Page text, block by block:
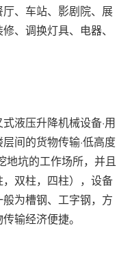
、车站、影剧院、展
、调换灯具、电器、
液压升降机械设备·用
间的货物传输·低高度
地坑的工作场所，并且
双柱，四柱），设备
为槽钢、工字钢，方
输经济便捷。